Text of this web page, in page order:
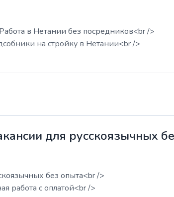
в Нетании без посредников<br />
на стройку в Нетании<br />
для русскоязычных
без опыта<br />
работа с оплатой<br />